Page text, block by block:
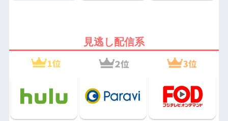
見逃し配信系